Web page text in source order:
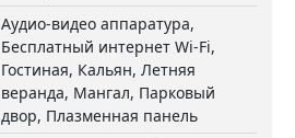
Аудио-видео аппаратура,
Бесплатный интернет Wi-Fi,
Гостиная, Кальян, Летняя
веранда, Мангал, Парковый
двор, Плазменная панель